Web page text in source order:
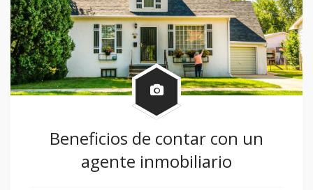
Beneficios de contar con un
agente inmobiliario